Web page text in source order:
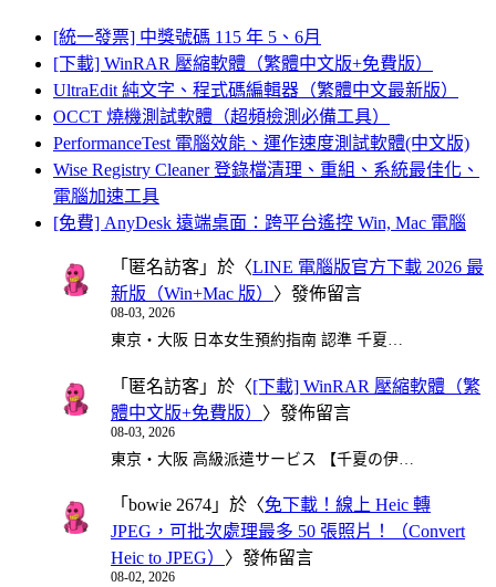
[統一發票] 中獎號碼 115 年 5、6月
[下載] WinRAR 壓縮軟體（繁體中文版+免費版）
UltraEdit 純文字、程式碼編輯器（繁體中文最新版）
OCCT 燒機測試軟體（超頻檢測必備工具）
PerformanceTest 電腦效能、運作速度測試軟體(中文版)
Wise Registry Cleaner 登錄檔清理、重組、系統最佳化、
電腦加速工具
[免費] AnyDesk 遠端桌面：跨平台遙控 Win, Mac 電腦
「 匿名訪客 」於〈LINE 電腦版官方下載 2026 最
新版（Win+Mac 版） 〉發佈留言
08-03, 2026
東京・大阪 日本女生預約指南 認準 千夏…
「 匿名訪客 」於〈[下載] WinRAR 壓縮軟體（繁
體中文版+免費版） 〉發佈留言
08-03, 2026
東京・大阪 高級派遣サービス 【千夏の伊…
「 bowie 2674 」於〈免下載！線上 Heic 轉
JPEG，可批次處理最多 50 張照片！（Convert
Heic to JPEG） 〉發佈留言
08-02, 2026